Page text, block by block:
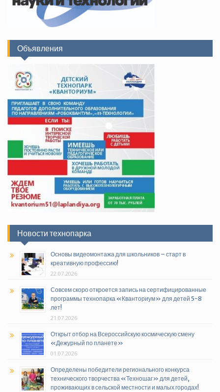
Объявления
Новости технопарка
Основы видеомонтажа для школьников – старт в
креативную профессию!
22.07.2026
Совсем скоро откроется запись на сертифицированные
программы технопарка «Кванториум» для детей 5-8
лет!
21.07.2026
Открыт отбор на Всероссийскую космическую смену
«Дежурный по планете»
01.07.2026
Определены победители регионального конкурса
технического творчества «Техношаг» для детей,
проживающих в сельской местности и малых городах!